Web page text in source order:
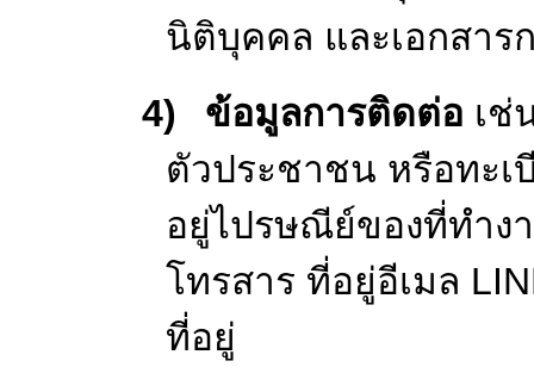
วงจรปิด ชื่อนิติบุ
2) ข้อมูลการศึกษ
3)
ข้อมูลการทำง
งาน ประเภทขอ
อายุการทำงาน